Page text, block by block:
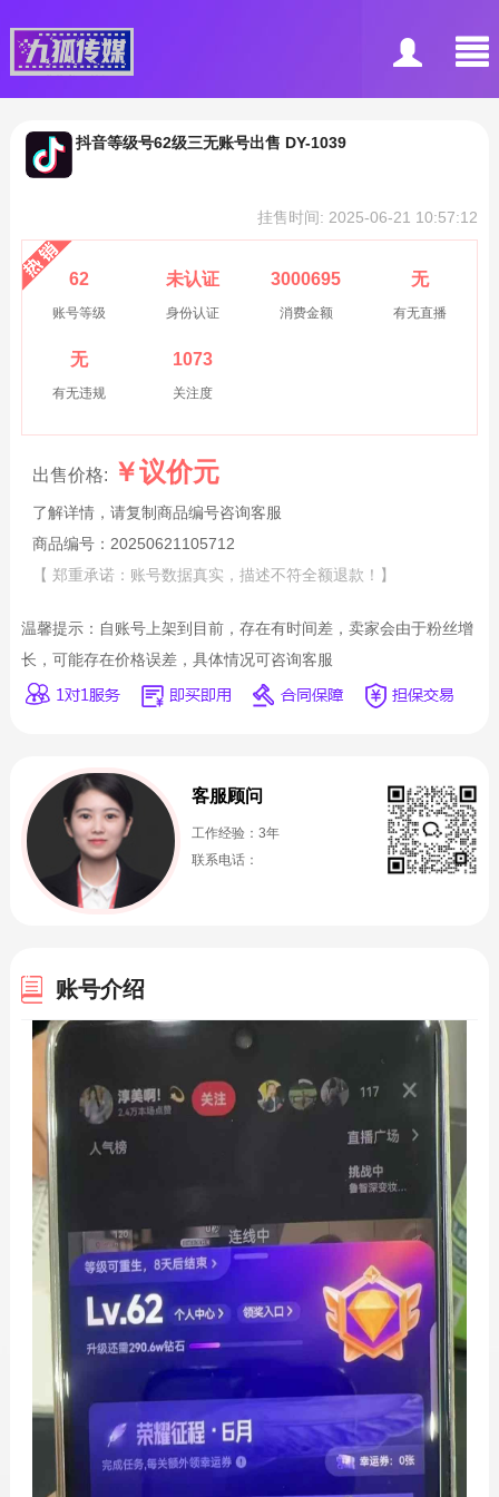
抖音等级号62级三无账号出售 DY-1039
挂售时间: 2025-06-21 10:57:12
62
账号等级
未认证
身份认证
3000695
消费金额
无
有无直播
无
有无违规
1073
关注度
出售价格: ￥议价元
了解详情，请复制商品编号咨询客服
商品编号：20250621105712
【 郑重承诺：账号数据真实，描述不符全额退款！】
温馨提示：自账号上架到目前，存在有时间差，卖家会由于粉丝增
长，可能存在价格误差，具体情况可咨询客服
客服顾问
工作经验：3年
联系电话：
账号介绍